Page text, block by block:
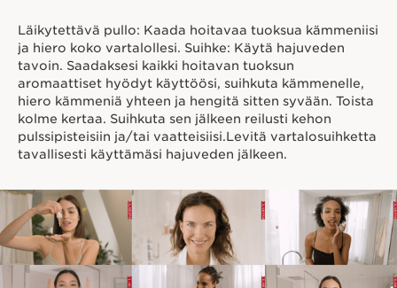
Läikytettävä pullo: Kaada hoitavaa tuoksua kämmeniisi
ja hiero koko vartalollesi. Suihke: Käytä hajuveden
tavoin. Saadaksesi kaikki hoitavan tuoksun
aromaattiset hyödyt käyttöösi, suihkuta kämmenelle,
hiero kämmeniä yhteen ja hengitä sitten syvään. Toista
kolme kertaa. Suihkuta sen jälkeen reilusti kehon
pulssipisteisiin ja/tai vaatteisiisi.Levitä vartalosuihketta
tavallisesti käyttämäsi hajuveden jälkeen.